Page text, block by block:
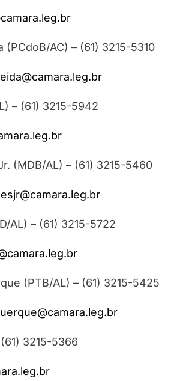
(PCdoB/AC) – (61) 3215-5310
– (61) 3215-5942
(MDB/AL) – (61) 3215-5460
AL) – (61) 3215-5722
(PTB/AL) – (61) 3215-5425
3215-5366